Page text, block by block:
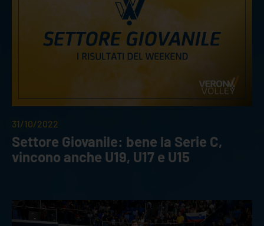
31/10/2022
Settore Giovanile: bene la Serie C,
vincono anche U19, U17 e U15